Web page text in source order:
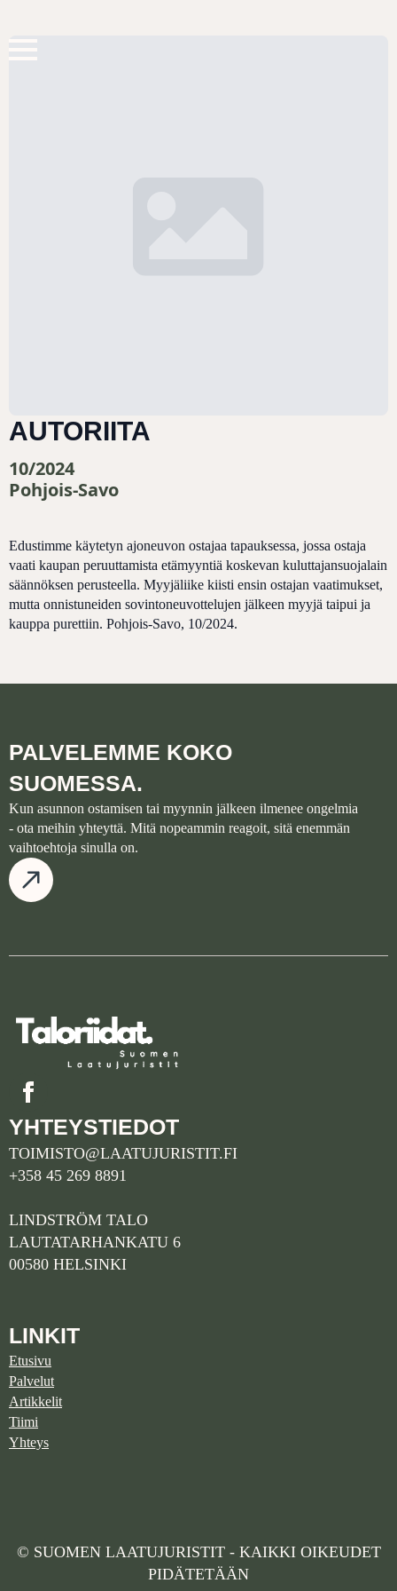
AUTORIITA
10/2024
Pohjois-Savo
Edustimme käytetyn ajoneuvon ostajaa tapauksessa, jossa ostaja
vaati kaupan peruuttamista etämyyntiä koskevan kuluttajansuojalain
säännöksen perusteella. Myyjäliike kiisti ensin ostajan vaatimukset,
mutta onnistuneiden sovintoneuvottelujen jälkeen myyjä taipui ja
kauppa purettiin. Pohjois-Savo, 10/2024.
PALVELEMME KOKO
SUOMESSA.
Kun asunnon ostamisen tai myynnin jälkeen ilmenee ongelmia
- ota meihin yhteyttä. Mitä nopeammin reagoit, sitä enemmän
vaihtoehtoja sinulla on.
YHTEYSTIEDOT
TOIMISTO@LAATUJURISTIT.FI
+358 45 269 8891
LINDSTRÖM TALO
LAUTATARHANKATU 6
00580 HELSINKI
LINKIT
Etusivu
Palvelut
Artikkelit
Tiimi
Yhteys
© SUOMEN LAATUJURISTIT - KAIKKI OIKEUDET
PIDÄTETÄÄN